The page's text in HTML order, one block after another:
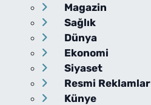
Magazin
Sağlık
Dünya
Ekonomi
Siyaset
Resmi Reklamlar
Künye